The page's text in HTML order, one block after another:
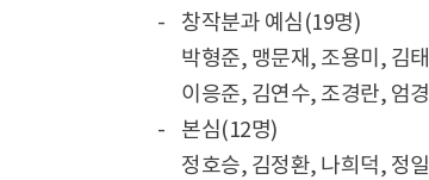
-
창작분과 예심(19명)
박형준, 맹문재, 조용미, 김
이응준, 김연수, 조경란, 엄
-
본심(12명)
정호승, 김정환, 나희덕, 정